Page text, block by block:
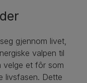
gjennom livet,
valpen til
velge et fôr som
livsfasen. Dette